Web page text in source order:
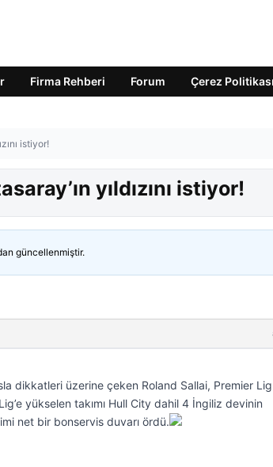
Firma Rehberi Forum Çerez Politikası
istiyor!
yıldızını istiyor!
güncellenmiştir.
dikkatleri üzerine çeken Roland Sallai, Premier Lig
yükselen takımı Hull City dahil 4 İngiliz devinin
net bir bonservis duvarı ördü.